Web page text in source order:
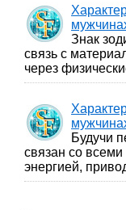
Знак
связь с
через
Будучи
связан со
энергией,